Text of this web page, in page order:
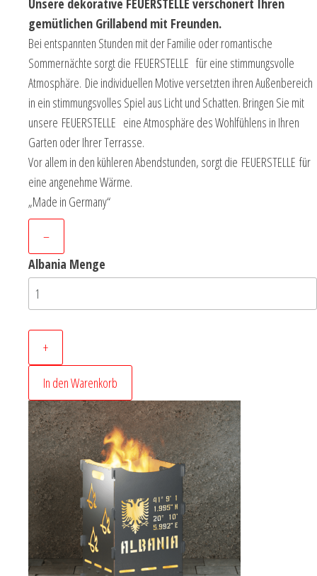
Unsere dekorative FEUERSTELLE verschönert Ihren
gemütlichen Grillabend mit Freunden.
Bei entspannten Stunden mit der Familie oder romantische
Sommernächte sorgt die FEUERSTELLE für eine stimmungsvolle
Atmosphäre. Die individuellen Motive versetzten ihren Außenbereich
in ein stimmungsvolles Spiel aus Licht und Schatten. Bringen Sie mit
unsere FEUERSTELLE eine Atmosphäre des Wohlfühlens in Ihren
Garten oder Ihrer Terrasse.
Vor allem in den kühleren Abendstunden, sorgt die FEUERSTELLE für
eine angenehme Wärme.
„Made in Germany“
–
Albania Menge
+
In den Warenkorb